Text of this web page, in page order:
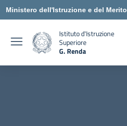
Vai ai contenuti
Vai al menu di navigazione
Vai al footer
Ministero dell'Istruzione e del Merito
Istituto d'Istruzione
Superiore
G. Renda